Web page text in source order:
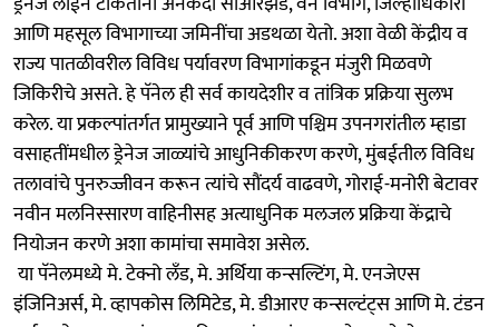
आणि महसूल विभागाच्या जमिनींचा अडथळा येतो. अशा वेळी केंद्रीय व
राज्य पातळीवरील विविध पर्यावरण विभागांकडून मंजुरी मिळवणे
जिकिरीचे असते. हे पॅनेल ही सर्व कायदेशीर व तांत्रिक प्रक्रिया सुलभ
करेल. या प्रकल्पांतर्गत प्रामुख्याने पूर्व आणि पश्चिम उपनगरांतील म्हाडा
वसाहतींमधील ड्रेनेज जाळ्यांचे आधुनिकीकरण करणे,​ मुंबईतील विविध
तलावांचे पुनरुज्जीवन करून त्यांचे सौंदर्य वाढवणे, ​गोराई-मनोरी बेटावर
नवीन मलनिस्सारण वाहिनीसह अत्याधुनिक मलजल प्रक्रिया केंद्राचे
नियोजन करणे अशा कामांचा समावेश असेल.
​ या पॅनेलमध्ये मे. टेक्नो लँड, मे. अर्थिया कन्सल्टिंग, मे. एनजेएस
इंजिनिअर्स, मे. व्हापकोस लिमिटेड, मे. डीआरए कन्सल्टंट्स आणि मे. टंडन